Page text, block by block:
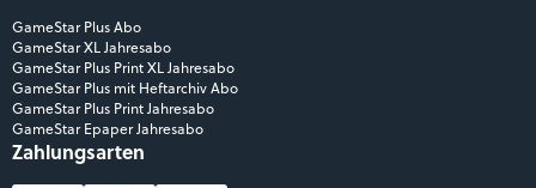
GameStar Plus Abo
GameStar XL Jahresabo
GameStar Plus Print XL Jahresabo
GameStar Plus mit Heftarchiv Abo
GameStar Plus Print Jahresabo
GameStar Epaper Jahresabo
Zahlungsarten